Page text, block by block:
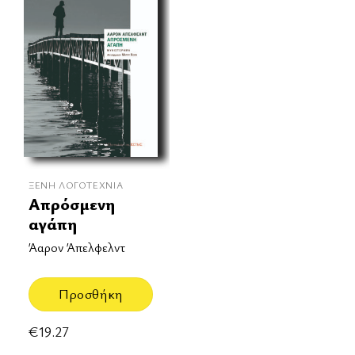
ΞΈΝΗ ΛΟΓΟΤΕΧΝΊΑ
Απρόσμενη
αγάπη
Άαρον Άπελφελντ
Προσθήκη
€19.27